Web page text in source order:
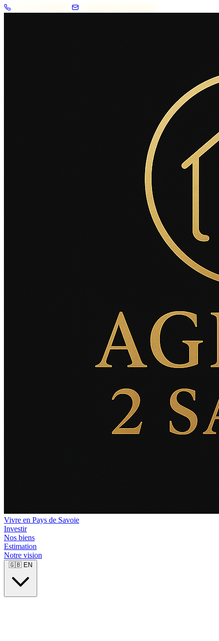
Vivre en Pays de Savoie
Investir
Nos biens
Estimation
Notre vision
🇬🇧 EN